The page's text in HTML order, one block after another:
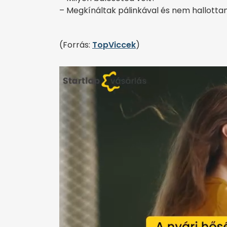
– Megkínáltak pálinkával és nem
(Forrás: TopViccek)